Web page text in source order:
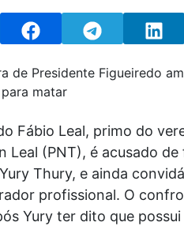
Fábio Leal, primo do
Leal (PNT), é acusado
Thury, e ainda
profissional. O
Yury ter dito que